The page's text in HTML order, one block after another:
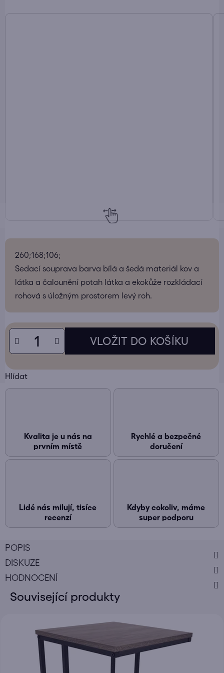
260;168;106;
Sedací souprava barva bílá a šedá materiál kov a
látka a čalounění potah látka a ekokůže rozkládací
rohová s úložným prostorem levý roh.
Hlídat
Kvalita je u nás na
prvním místě
Rychlé a bezpečné
doručení
Lidé nás milují, tisíce
recenzí
Kdyby cokoliv, máme
super podporu
POPIS
DISKUZE
HODNOCENÍ
Související produkty